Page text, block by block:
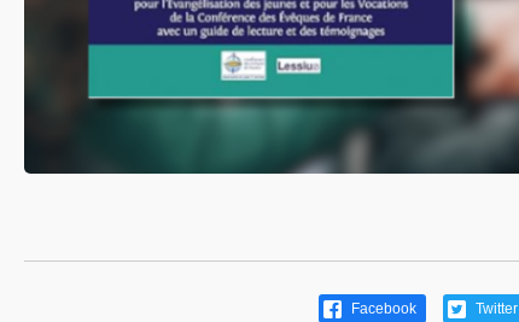
Facebook Twitter